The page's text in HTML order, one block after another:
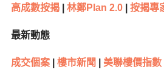
高成數按揭| 林鄭Plan 2.0| 按揭專
最新動態
成交個案| 樓市新聞 美聯樓價指數|